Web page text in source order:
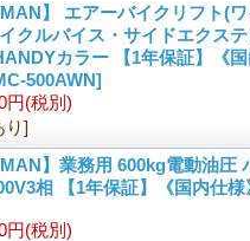
】 エアーバイクリフト(
クルバイス・サイドエクステ
カラー 【1年保証】《
500AWN]
円(税別)
り]
】業務用 600kg電動油圧
相 【1年保証】《国内仕様
円(税別)